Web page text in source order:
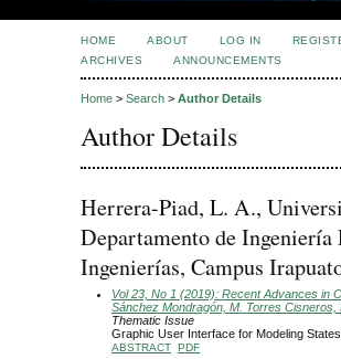
HOME ABOUT LOG IN
ARCHIVES
ANNOUNCEMENTS
Home > Search > Author Details
Author Details
Herrera-Piad, L. A.,
Departamento de
Ingenierías, Campus
Vol 23, No 1 (2019): Recent Advances in
Sánchez Mondragón, M. Torres Cisneros,
Thematic Issue
Graphic User Interface for Modeling
ABSTRACT PDF